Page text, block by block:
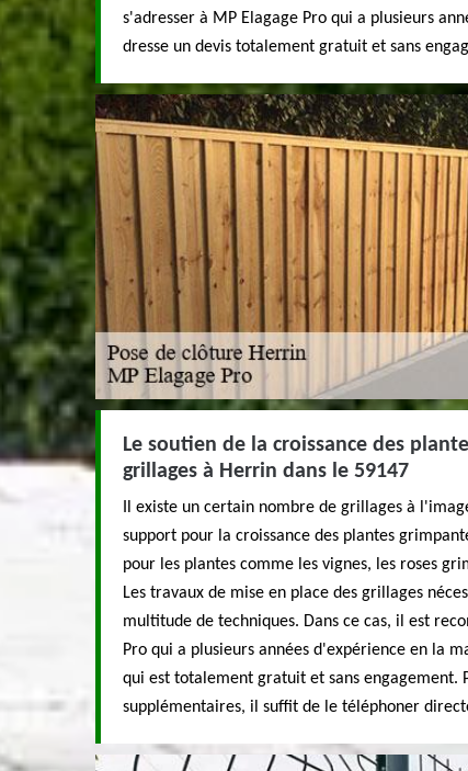
s'adresser à MP Elagage Pro qui a plusieurs
dresse un devis totalement gratuit et sans
Le soutien de la croissance des
grillages à Herrin dans le 59147
Il existe un certain nombre de grillages à
support pour la croissance des plantes
pour les plantes comme les vignes, les roses
Les travaux de mise en place des grillages
multitude de techniques. Dans ce cas, il est
Pro qui a plusieurs années d'expérience en la
qui est totalement gratuit et sans engagement.
supplémentaires, il suffit de le téléphoner